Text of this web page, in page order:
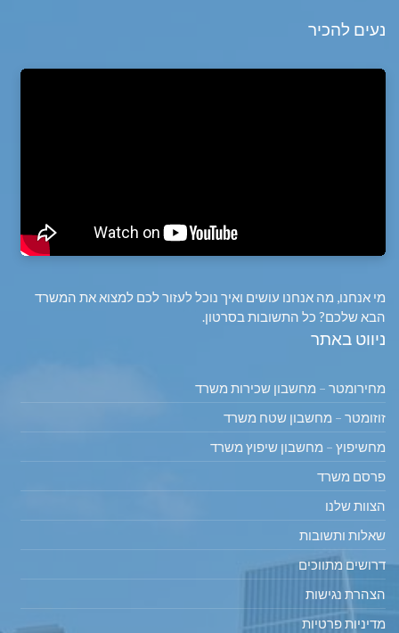
נעים להכיר
מי אנחנו, מה אנחנו עושים ואיך נוכל לעזור לכם למצוא את המשרד
הבא שלכם? כל התשובות בסרטון.
ניווט באתר
מחירומטר – מחשבון שכירות משרד
זוזומטר – מחשבון שטח משרד
מחשיפוץ – מחשבון שיפוץ משרד
פרסם משרד
הצוות שלנו
שאלות ותשובות
דרושים מתווכים
הצהרת נגישות
מדיניות פרטיות